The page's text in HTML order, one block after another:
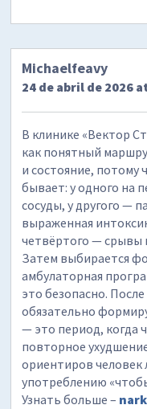
Michaelfeavy
24 de abril de 2026
В клинике «Вектор
как понятный
и состояние, потому
бывает: у одного на
сосуды, у другого —
выраженная
четвёртого — срывы
Затем выбирается
амбулаторная
это безопасно.
обязательно
— это период, когда
повторное
ориентиров человек
употреблению
Узнать больше –